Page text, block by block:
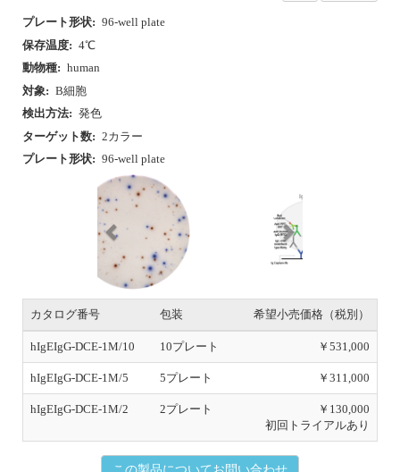
動物種:
human
対象: B細胞
検出方法: 発色
ターゲット数:
プレート形状: 96-well plate
P
r
e
i
o
u
s
カタログ番号 包装 希望小売価格（税別）
hIgEIgG-DCE-1M/10 10プレート
hIgEIgG-DCE-1M/5 5プレート ￥311,000
hIgEIgG-DCE-1M/2 2プレート
￥130,000
初回トライアルあり
この製品についてお問い合わせ